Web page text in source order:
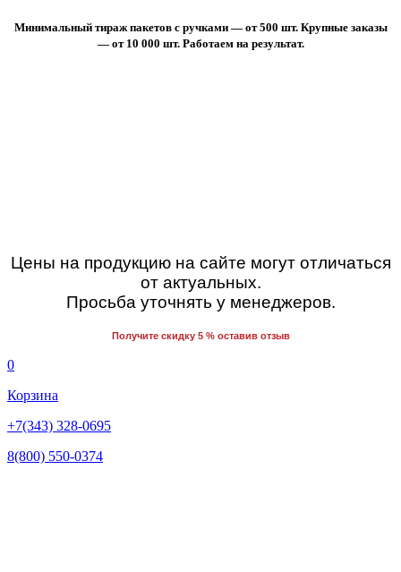
Минимальный тираж пакетов с ручками — от 500 шт. Крупные заказы
— от 10 000 шт. Работаем на результат.
Цены на продукцию на сайте могут отличаться
от актуальных.
Просьба уточнять у менеджеров.
Получите скидку 5 % оставив отзыв
0
Корзина
+7(343) 328-0695
8(800) 550-0374